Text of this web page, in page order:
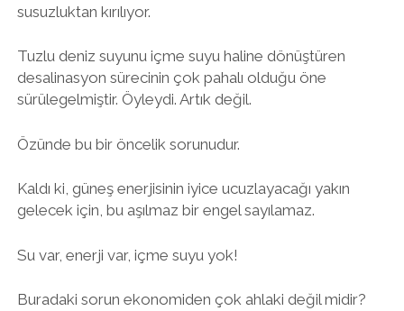
susuzluktan kırılıyor.
Tuzlu deniz suyunu içme suyu haline dönüştüren
desalinasyon sürecinin çok pahalı olduğu öne
sürülegelmiştir. Öyleydi. Artık değil.
Özünde bu bir öncelik sorunudur.
Kaldı ki, güneş enerjisinin iyice ucuzlayacağı yakın
gelecek için, bu aşılmaz bir engel sayılamaz.
Su var, enerji var, içme suyu yok!
Buradaki sorun ekonomiden çok ahlaki değil midir?